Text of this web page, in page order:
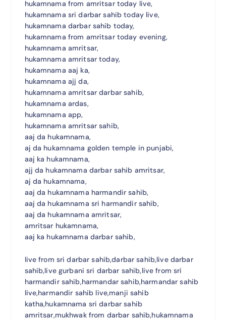
hukamnama from amritsar today live,
hukamnama sri darbar sahib today live,
hukamnama darbar sahib today,
hukamnama from amritsar today evening,
hukamnama amritsar,
hukamnama amritsar today,
hukamnama aaj ka,
hukamnama ajj da,
hukamnama amritsar darbar sahib,
hukamnama ardas,
hukamnama app,
hukamnama amritsar sahib,
aaj da hukamnama,
aj da hukamnama golden temple in punjabi,
aaj ka hukamnama,
ajj da hukamnama darbar sahib amritsar,
aj da hukamnama,
aaj da hukamnama harmandir sahib,
aaj da hukamnama sri harmandir sahib,
aaj da hukamnama amritsar,
amritsar hukamnama,
aaj ka hukamnama darbar sahib,
live from sri darbar sahib,darbar sahib,live darbar
sahib,live gurbani sri darbar sahib,live from sri
harmandir sahib,harmandar sahib,harmandar sahib
live,harmandir sahib live,manji sahib
katha,hukamnama sri darbar sahib
amritsar,mukhwak from darbar sahib,hukamnama